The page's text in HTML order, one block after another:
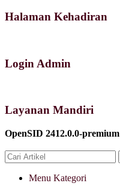
Halaman Kehadiran
Login Admin
Layanan Mandiri
OpenSID 2412.0.0-premium
Menu Kategori